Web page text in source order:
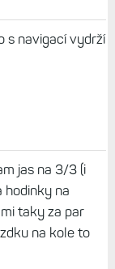
s navigací vydrží
jas na 3/3 (i
hodinky na
taky za par
na kole to